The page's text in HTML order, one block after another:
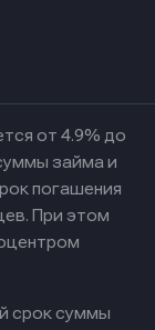
от 4.9% до
займа и
погашения
При этом
срок суммы